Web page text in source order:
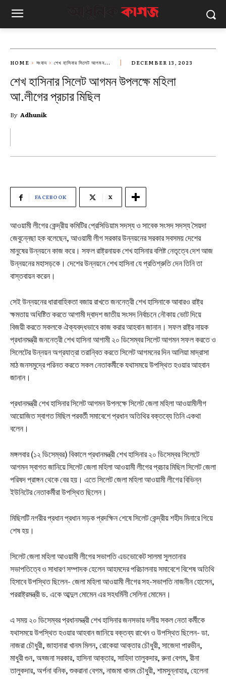
HOME সংবাদ শেখ হাসিনার সিলেট আগমন... DECEMBER 13, 2023
শেখ হাসিনার সিলেট আগমন উপলক্ষে মহিলা
আ.লীগের প্রচার মিছিল
By Adhunik
FACEBOOK X
আওয়ামী লীগের কেন্দ্রীয় কমিটির প্রেসিডিয়াম সদস্য ও সাবেক সংসদ সদস্য সৈয়দা
জেবুন্নেছা হক বলেছেন, আওয়ামী লীগ সরকার উন্নয়নের সরকার সবসময় দেশের
মানুষের উন্নয়নে কাজ করে। সফল রাষ্ট্রনায়ক শেখ হাসিনার বলিষ্ট নেতৃত্বে দেশ আজ
উন্নয়নের মহাসড়কে। দেশের উন্নয়নে শেখ হাসিনা যে প্রতিশ্রুতি দেন তিনি তা
বাস্তবায়ন করেন।
সেই উন্নয়নের ধারাবাহিকতা বজায় রাখতে জননেত্রী শেখ হাসিনাকে আবারও রাষ্ট্র
ক্ষমতায় অধিষ্টিত করতে আগামী দ্বাদশ জাতীয় সংসদ নির্বাচনে নৌকায় ভোট দিয়ে
বিজয়ী করতে সকলকে ঐক্যবদ্ধভাবে কাজ করার আহবান জানান। সফল রাষ্ট্র নায়ক
প্রধানমন্ত্রী জননেত্রী শেখ হাসিনা আগামী ২০ ডিসেম্বর সিলেট আগমন সফল করতে ও
সিলেটের উন্নয়ন অগ্রযাত্রা তরান্বিত করতে সিলেট আগমনের দিন আলিয়া মাদ্রাসা
মাঠ জনসমুদ্রে পরিনত করতে সকল নেতাকর্মীকে যথাসময়ে উপস্থিত হওয়ার আহবান
জানান।
প্রধানমন্ত্রী শেখ হাসিনার সিলেট আগমন উপলক্ষে সিলেট জেলা মহিলা আওয়ামীলীগ
আয়োজিত স্বাগত মিছিল পরবর্তী সমাবেশে প্রধান অতিথির বক্তব্যে তিনি একথা
বলেন।
মঙ্গলবার (১২ ডিসেম্বর) বিকালে প্রধানমন্ত্রী শেখ হাসিনার ২০ ডিসেম্বর সিলেটে
আগমন স্বাগত জানিয়ে সিলেট জেলা মহিলা আওয়ামী লীগের প্রচার মিছিল সিলেট জেলা
পরিষদ প্রাঙ্গন থেকে বের হয়। এতে সিলেট জেলা মহিলা আওয়ামী লীগের বিভিন্ন
ইউনিটের নেতাকর্মীরা উপস্থিত ছিলেন।
মিছিলটি নগরীর প্রধান প্রধান সড়ক প্রদক্ষিন শেষে সিলেট কেন্দ্রীয় শহীদ মিনারে গিয়ে
শেষ হয়।
সিলেট জেলা মহিলা আওয়ামী লীগের সভাপতি এডভোকেট সালমা সুলতানার
সভাপতিত্বে ও সাধারণ সম্পাদক হেলেন আহমদের পরিচালনায় সমাবেশে বিশেষ অতিথি
হিসাবে উপস্থিত ছিলেন- জেলা মহিলা আওয়ামী লীগের সহ-সভাপতি নাজনীন হোসেন,
পররাষ্ট্রমন্ত্রী ড. একে আব্দুল মোমেন এর সহধর্মিনী সেলিনা মোমেন।
এ সময় ২০ ডিসেম্বর প্রধানমন্ত্রী শেখ হাসিনার জনসভায় দলীয় সকল নেতা কর্মীকে
যথাসময়ে উপস্থিত হওয়ার আহবান জানিয়ে বক্তব্য রাখেন ও উপস্থিত ছিলেন- ডা.
নাজরা চৌধুরী, জাহানারা খানম মিলন, রোকেয়া আক্তার চৌধুরী, সাজেদা পারভীন,
মাধুরী গুন, অহ্জনা সরকার, হাসিনা আক্তার, সাহিদা তালুকদার, রুনা বেগম, রীনা
তালুকদার, অর্পনা বনিক, শুকরানা বেগম, নাজমা খানম চৌধুরী, শামসুন্নাহার, হেলেনা